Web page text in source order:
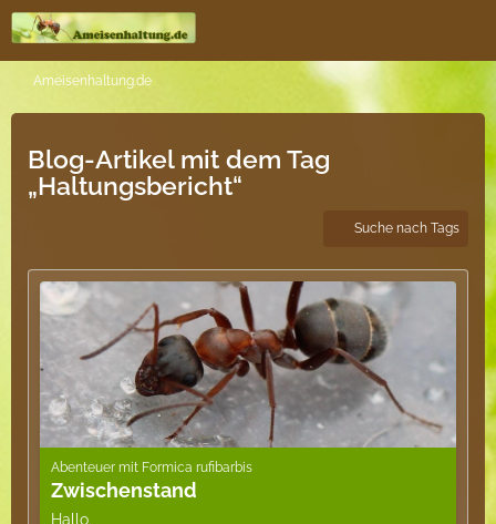
Ameisenhaltung.de
Blog-Artikel mit dem Tag
„Haltungsbericht“
Suche nach Tags
Abenteuer mit Formica rufibarbis
Zwischenstand
Hallo,